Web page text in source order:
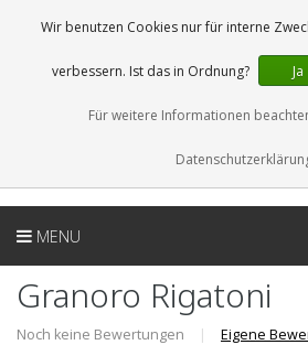
DE
MENU
Granoro Rigatoni
Noch keine Bewertungen | Eigene
Wir benutzen Cookies nur für interne
verbessern. Ist das in Ordnung? Ja
Für weitere Informationen